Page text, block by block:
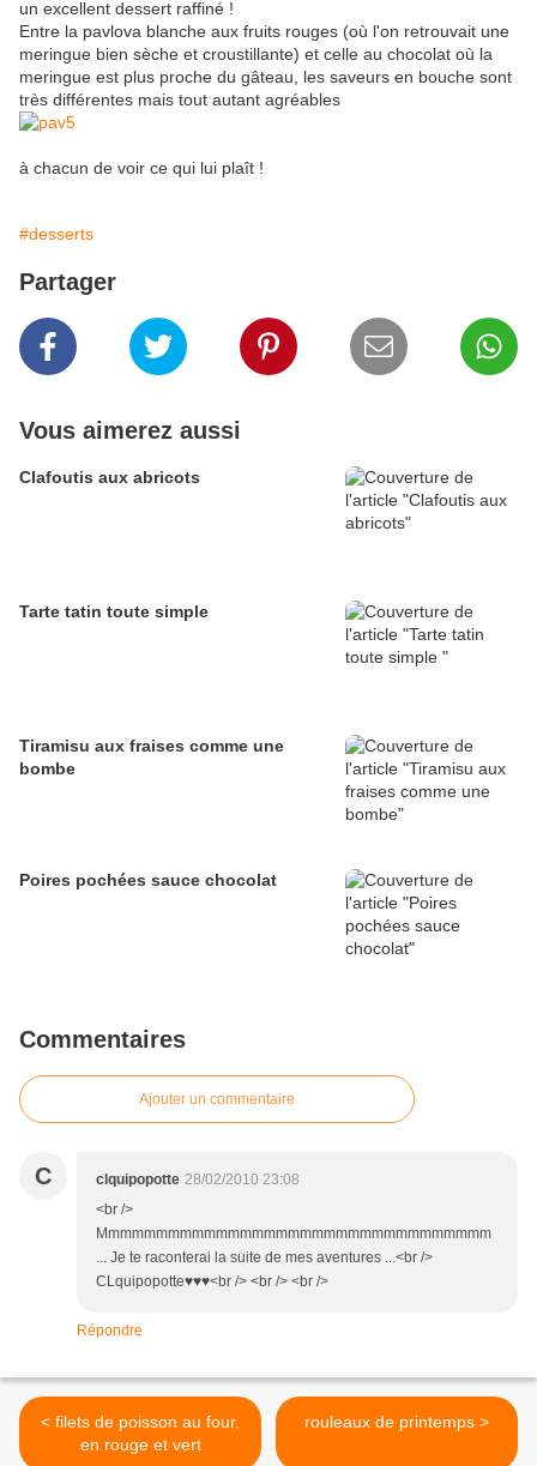
un excellent dessert raffiné !
Entre la pavlova blanche aux fruits rouges (où l'on retrouvait une
meringue bien sèche et croustillante) et celle au chocolat où la
meringue est plus proche du gâteau, les saveurs en bouche sont
très différentes mais tout autant agréables
à chacun de voir ce qui lui plaît !
#desserts
Partager
Vous aimerez aussi
Clafoutis aux abricots
Tarte tatin toute simple
Tiramisu aux fraises comme une
bombe
Poires pochées sauce chocolat
Commentaires
Ajouter un commentaire
C clquipopotte 28/02/2010 23:08
<br />
Mmmmmmmmmmmmmmmmmmmmmmmmmmmmmmmmm
... Je te raconterai la suite de mes aventures ...<br />
CLquipopotte♥♥♥<br /> <br /> <br />
Répondre
< filets de poisson au four,
en rouge et vert
rouleaux de printemps >